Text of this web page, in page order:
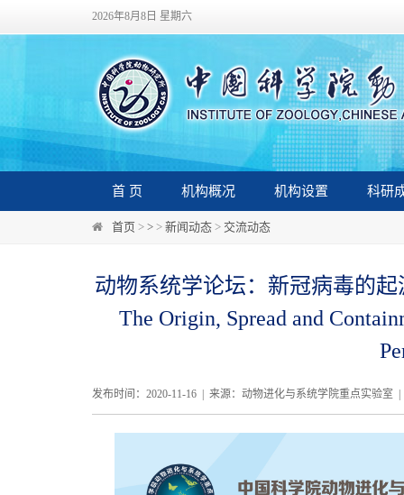
2026年8月8日 星期六
首 页 机构概况 机构设置 科研
首页 > > > 新闻动态 > 交流动态
动物系统学论坛：新冠病毒的
The Origin, Spread and
发布时间：2020-11-16 | 来源：动物进化与系统学院重点实验室